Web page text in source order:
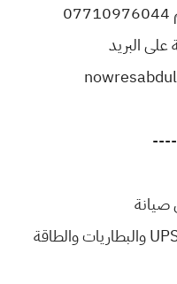
على البريد
الشركة :شركة تختص ببيع اجهزة UPS والبطاريات والطاقة